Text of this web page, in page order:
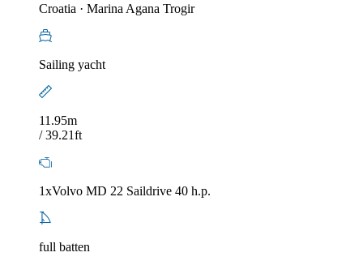
Croatia · Marina Agana Trogir
Sailing yacht
11.95m
/ 39.21ft
1xVolvo MD 22 Saildrive 40 h.p.
full batten